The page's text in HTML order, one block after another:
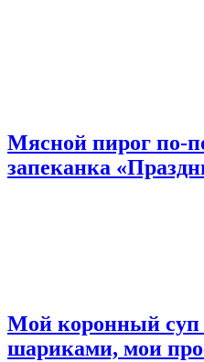
Мясной пирог по-
запеканка
Мой коронный
шариками, мои